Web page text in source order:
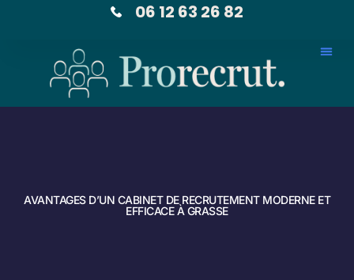
06 12 63 26 82
AVANTAGES D’UN CABINET DE RECRUTEMENT MODERNE ET
EFFICACE À GRASSE